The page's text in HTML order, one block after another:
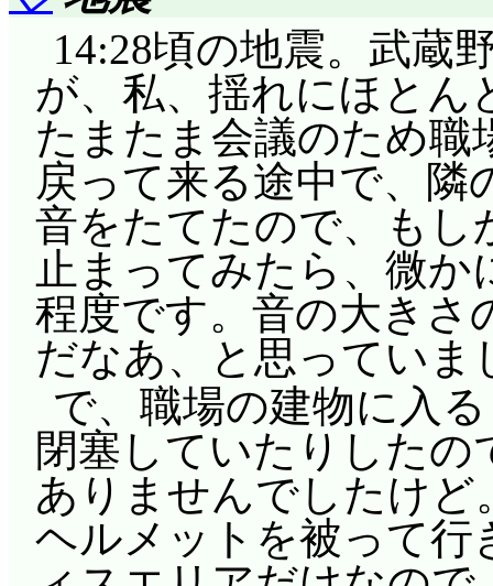
花音も手を上げてい
だし、凜は普段から
ずしも手を上げてい
も。ともあれ、不慣
を聞いた葵は、百合
で……実際、百合狼を
なく恣意的なのであ
割り当てるよね。
結局は花音を追放と
ー!!」断末魔がそれ
マシタワータイム』
されたのは萌舞子「
のにー!!」本作で男性
14:28頃の地震。武蔵
が、私、揺れにほとん
たまたま会議のため職
戻って来る途中で、隣
音をたてたので、もし
止まってみたら、微
程度です。音の大きさ
だなあ、と思っていま
で、職場の建物に入
閉塞していたりした
ありませんでしたけ
ヘルメットを被って行